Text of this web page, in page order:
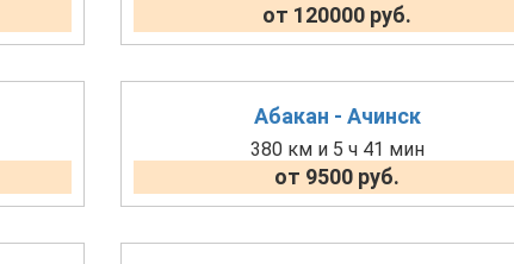
от 120000 руб.
Абакан - Ачинск
380 км и 5 ч 41 мин
от 9500 руб.